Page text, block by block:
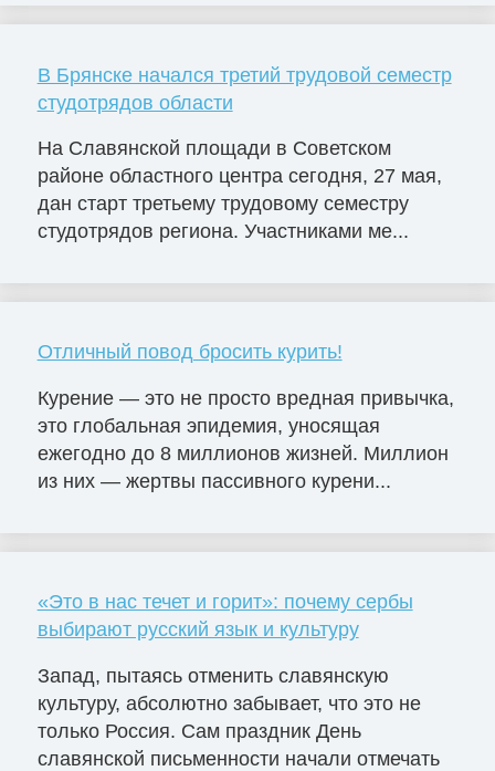
В Брянске начался третий трудовой семестр
студотрядов области
На Славянской площади в Советском
районе областного центра сегодня, 27 мая,
дан старт третьему трудовому семестру
студотрядов региона. Участниками ме...
Отличный повод бросить курить!
Курение — это не просто вредная привычка,
это глобальная эпидемия, уносящая
ежегодно до 8 миллионов жизней. Миллион
из них — жертвы пассивного курени...
«Это в нас течет и горит»: почему сербы
выбирают русский язык и культуру
Запад, пытаясь отменить славянскую
культуру, абсолютно забывает, что это не
только Россия. Сам праздник День
славянской письменности начали отмечать